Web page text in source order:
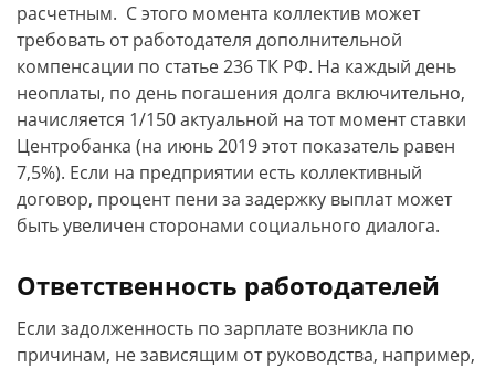
расчетным. С этого момента коллектив может
требовать от работодателя дополнительной
компенсации по статье 236 ТК РФ. На каждый день
неоплаты, по день погашения долга включительно,
начисляется 1/150 актуальной на тот момент ставки
Центробанка (на июнь 2019 этот показатель равен
7,5%). Если на предприятии есть коллективный
договор, процент пени за задержку выплат может
быть увеличен сторонами социального диалога.
Ответственность работодателей
Если задолженность по зарплате возникла по
причинам, не зависящим от руководства, например,